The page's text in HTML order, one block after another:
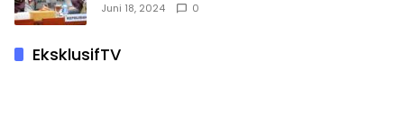
Juni 18, 2024 0
EksklusifTV